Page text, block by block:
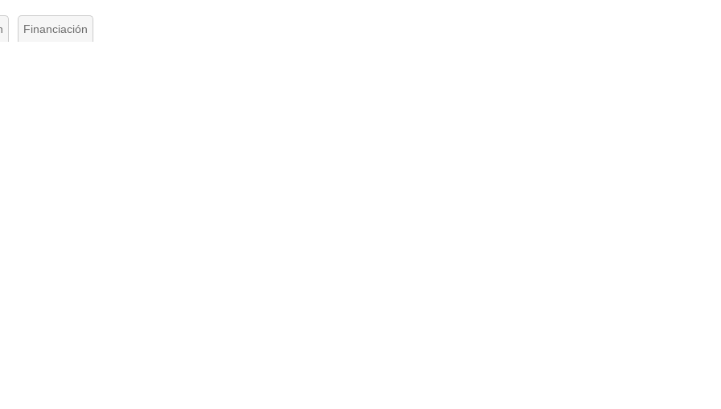
Financiación